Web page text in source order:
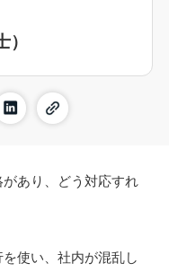
があり、どう対応すれ
を使い、社内が混乱し